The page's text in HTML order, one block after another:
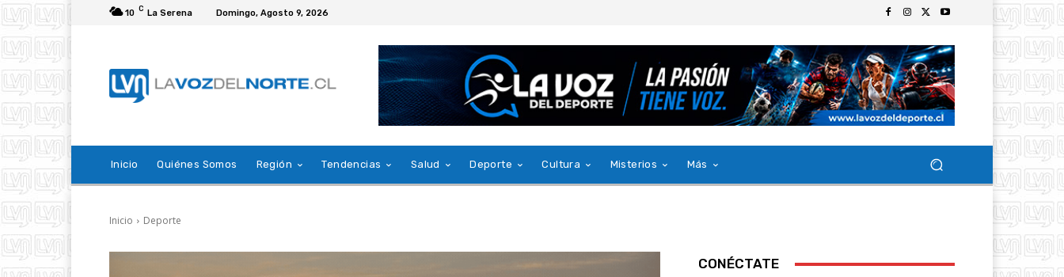
10 C La Serena Domingo, Agosto 9, 2026
Inicio Quiénes Somos Región Tendencias Salud Deporte Cultura Misterios Más
Inicio Deporte
CONÉCTATE